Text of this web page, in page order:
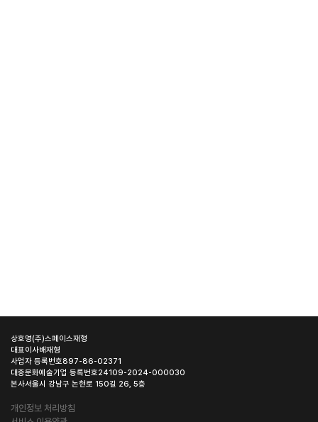
상호명(주)스페이스재형
대표이사배재형
사업자 등록번호897-86-02371
대중문화예술기업 등록번호24109-2024-000030
본사서울시 강남구 논현로 150길 26, 5층
개인정보 처리방침